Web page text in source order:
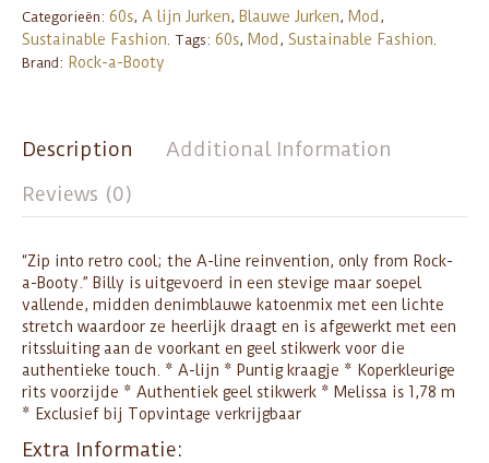
Categorieën: 60s, A lijn Jurken, Blauwe Jurken, Mod ,
Sustainable Fashion. Tags: 60s, Mod , Sustainable Fashion.
Brand: Rock-a-Booty
Description
Additional Information
Reviews (0)
“Zip into retro cool; the A-line reinvention, only from Rock-
a-Booty.” Billy is uitgevoerd in een stevige maar soepel
vallende, midden denimblauwe katoenmix met een lichte
stretch waardoor ze heerlijk draagt en is afgewerkt met een
ritssluiting aan de voorkant en geel stikwerk voor die
authentieke touch. * A-lijn * Puntig kraagje * Koperkleurige
rits voorzijde * Authentiek geel stikwerk * Melissa is 1,78 m
* Exclusief bij Topvintage verkrijgbaar
Extra Informatie: